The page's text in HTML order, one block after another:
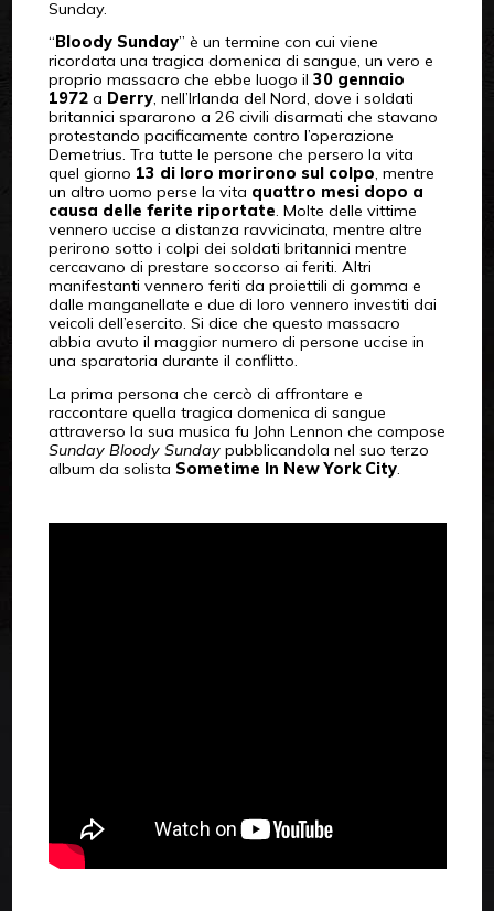
Sunday.
“Bloody Sunday” è un termine con cui viene
ricordata una tragica domenica di sangue, un vero e
proprio massacro che ebbe luogo il 30 gennaio
1972a Derry, nell’Irlanda del Nord, dove i soldati
britannici spararono a 26 civili disarmati che stavano
protestando pacificamente contro l’operazione
Demetrius. Tra tutte le persone che persero la vita
quel giorno 13 di loro morirono sul colpo, mentre
un altro uomo perse la vita quattro mesi dopo a
causa delle ferite riportate. Molte delle vittime
vennero uccise a distanza ravvicinata, mentre altre
perirono sotto i colpi dei soldati britannici mentre
cercavano di prestare soccorso ai feriti. Altri
manifestanti vennero feriti da proiettili di gomma e
dalle manganellate e due di loro vennero investiti dai
veicoli dell’esercito. Si dice che questo massacro
abbia avuto il maggior numero di persone uccise in
una sparatoria durante il conflitto.
La prima persona che cercò di affrontare e
raccontare quella tragica domenica di sangue
attraverso la sua musica fu John Lennon che compose
Sunday Bloody Sundaypubblicandola nel suo terzo
album da solista Sometime In New York City.